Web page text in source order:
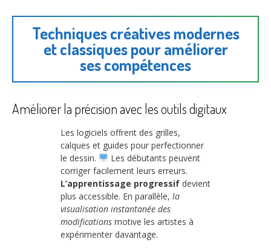
Techniques créatives modernes
et classiques pour améliorer
ses compétences
Améliorer la précision avec les outils digitaux
Les logiciels offrent des grilles,
calques et guides pour perfectionner
le dessin.
Les débutants peuvent
corriger facilement leurs erreurs.
L’apprentissage progressif devient
plus accessible. En parallèle, la
visualisation instantanée des
modifications motive les artistes à
expérimenter davantage.